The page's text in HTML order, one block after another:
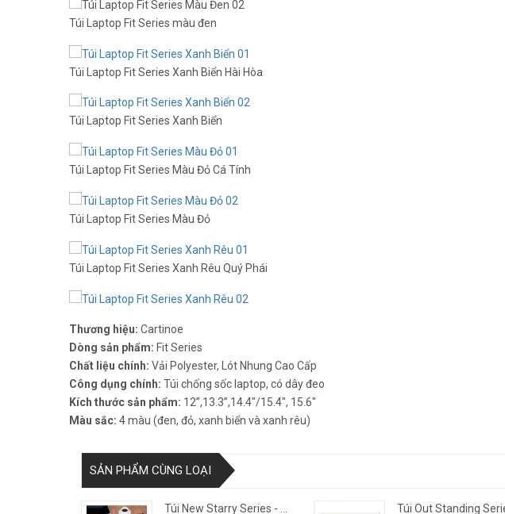
Túi Laptop Fit Series màu đen
Túi Laptop Fit Series Xanh Biển Hài Hòa
Túi Laptop Fit Series Xanh Biển
Túi Laptop Fit Series Màu Đỏ Cá Tính
Túi Laptop Fit Series Màu Đỏ
Túi Laptop Fit Series Xanh Rêu Quý Phái
Thương hiệu: Cartinoe
Dòng sản phẩm: Fit Series
Chất liệu chính: Vải Polyester, Lót Nhung Cao Cấp
Công dụng chính: Túi chống sốc laptop, có dây đeo
Kích thước sản phẩm: 12”,13.3”,14.4″/15.4″, 15.6″
Màu sắc: 4 màu (đen, đỏ, xanh biển và xanh rêu)
SẢN PHẨM CÙNG LOẠI